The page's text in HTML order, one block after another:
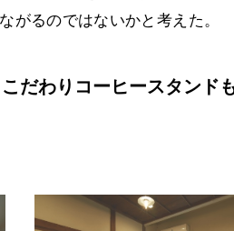
がるのではないかと考えた。
だわりコーヒースタンド